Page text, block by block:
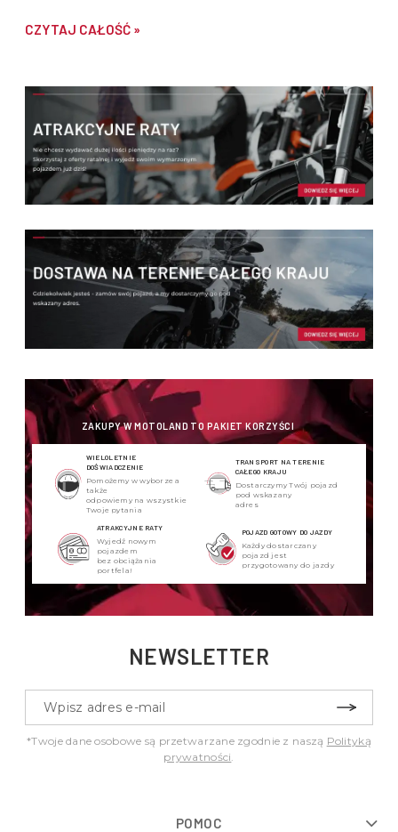
CZYTAJ CAŁOŚĆ »
ZAKUPY W MOTOLAND TO PAKIET KORZYŚCI
WIELOLETNIE
DOŚWIADCZENIE
Pomożemy w wyborze a
także
odpowiemy na wszystkie
Twoje pytania
TRANSPORT NA TERENIE
CAŁEGO KRAJU
Dostarczymy Twój pojazd
pod wskazany
adres
ATRAKCYJNE RATY
Wyjedź nowym
pojazdem
bez obciążania
portfela!
POJAZD GOTOWY DO JAZDY
Każdy dostarczany
pojazd jest
przygotowany do jazdy
NEWSLETTER
*Twoje dane osobowe są przetwarzane zgodnie z naszą Polityką
prywatności
POMOC